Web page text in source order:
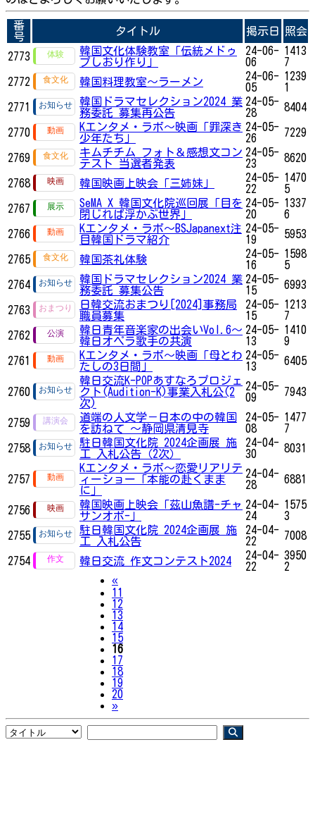
番
号
タイトル 掲示日 照会
2773
韓国文化体験教室「伝統メドゥ
プしおり作り」
24-06-
06
1413
7
2772
韓国料理教室～ラーメン
24-06-
05
1239
1
2771
韓国ドラマセレクション2024 業
務委託 募集再公告
24-05-
28
8404
2770
Kエンタメ・ラボ～映画「罪深き
少年たち」
24-05-
26
7229
2769
キムチチム フォト＆感想文コン
テスト 当選者発表
24-05-
23
8620
2768 韓国映画上映会「三姉妹」
24-05-
22
1470
5
2767
SeMA X 韓国文化院巡回展「目を
閉じれば浮かぶ世界」
24-05-
20
1337
6
2766
Kエンタメ・ラボ～BSJapanext注
目韓国ドラマ紹介
24-05-
19
5953
2765 韓国茶礼体験
24-05-
16
1598
5
2764
韓国ドラマセレクション2024 業
務委託 募集公告
24-05-
15
6993
2763
日韓交流おまつり[2024]事務局
職員募集
24-05-
15
1213
7
2762
韓日青年音楽家の出会いVol.6～
韓日オペラ歌手の共演
24-05-
13
1410
9
2761
Kエンタメ・ラボ～映画「母とわ
たしの3日間」
24-05-
13
6405
2760
韓日交流K-POPあすなろプロジェ
クト(Audition-K)事業入札公(2
次)
24-05-
09
7943
2759
道端の人文学－日本の中の韓国
を訪ねて ～静岡県清見寺
24-05-
08
1477
7
2758
駐日韓国文化院 2024企画展 施
工 入札公告（2次）
24-04-
30
8031
2757
Kエンタメ・ラボ～恋愛リアリテ
ィーショー「本能の赴くまま
に」
24-04-
28
6881
2756
韓国映画上映会「茲山魚譜-チャ
サンオボ-」
24-04-
24
1575
3
2755
駐日韓国文化院 2024企画展 施
工 入札公告
24-04-
22
7008
2754 韓日交流 作文コンテスト2024
24-04-
22
3950
2
«Previous
11
12
13
14
15
16
17
18
19
20
»Next